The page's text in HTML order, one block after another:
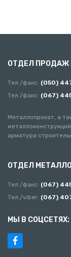
ОТДЕЛ ПРОДАЖ
Тел./факс: (050)
Тел./факс: (067)
Металлопрокат, а
арматура
ОТДЕЛ
Тел./факс: (067)
Тел./viber: (067)
МЫ В СОЦСЕТЯХ: